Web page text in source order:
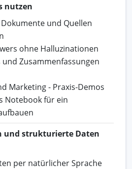
nutzen
und Quellen
ohne Halluzinationen
und Zusammenfassungen
Marketing - Praxis-Demos
Notebook für ein
und strukturierte Daten
per natürlicher Sprache